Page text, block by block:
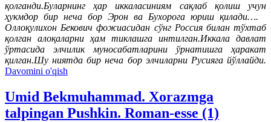
қолганди.Буларнинг ҳар иккаласиниям сақлаб қолиш учун
ҳукмдор бир неча бор Эрон ва Бухорога юриш қилади….
Оллоқулихон Бекович фожиасидан сўнг Россия билан тўхтаб
қолган алоқаларни ҳам тиклашга интилган.Иккала давлат
ўртасида элчилик муносабатларини ўрнатишга ҳаракат
қилган.Шу ниятда бир неча бор элчиларни Русияга йўллайди.
Davomini o'qish
Umid Bekmuhammad. Xorazmga
talpingan Pushkin. Roman-esse (1)